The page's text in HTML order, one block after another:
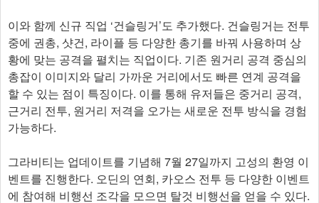
이와 함께 신규 직업 ‘건슬링거’도 추가했다. 건슬링거는 전투
중에 권총, 샷건, 라이플 등 다양한 총기를 바꿔 사용하며 상
황에 맞는 공격을 펼치는 직업이다. 기존 원거리 공격 중심의
총잡이 이미지와 달리 가까운 거리에서도 빠른 연계 공격을
할 수 있는 점이 특징이다. 이를 통해 유저들은 중거리 공격,
근거리 전투, 원거리 저격을 오가는 새로운 전투 방식을 경험
가능하다.
그라비티는 업데이트를 기념해 7월 27일까지 고성의 환영 이
벤트를 진행한다. 오딘의 연회, 카오스 전투 등 다양한 이벤트
에 참여해 비행선 조각을 모으면 탈것 비행선을 얻을 수 있다.​